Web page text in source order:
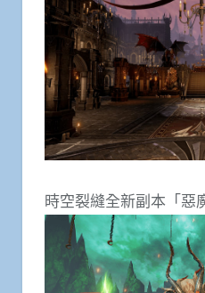
時空裂縫全新副本「惡